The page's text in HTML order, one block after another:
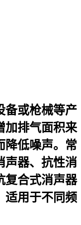
备或枪械等产
加排气面积来
降低噪声。常
声器、抗性消
复合式消声器
适用于不同频